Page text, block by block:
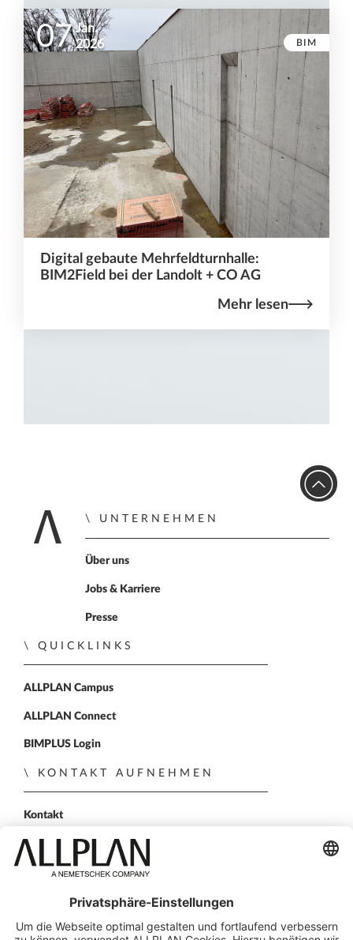
BIM
07 Jan.
2026
Digital gebaute Mehrfeldturnhalle:
BIM2Field bei der Landolt + CO AG
Mehr lesen
Home
UNTERNEHMEN
Über uns
Jobs & Karriere
Presse
QUICKLINKS
ALLPLAN Campus
ALLPLAN Connect
BIMPLUS Login
KONTAKT AUFNEHMEN
Kontakt
Vertriebspartner
Persönliche Demo
FOLGEN SIE UNS